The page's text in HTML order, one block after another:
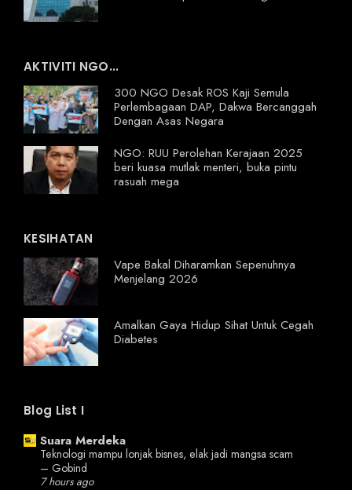
AKTIVITI NGO...
300 NGO Desak ROS Kaji Semula
Perlembagaan DAP, Dakwa Bercanggah
Dengan Asas Negara
NGO: RUU Perolehan Kerajaan 2025
beri kuasa mutlak menteri, buka pintu
rasuah mega
KESIHATAN
Vape Bakal Diharamkan Sepenuhnya
Menjelang 2026
Amalkan Gaya Hidup Sihat Untuk Cegah
Diabetes
Blog List I
Suara Merdeka
Teknologi mampu lonjak bisnes, elak jadi mangsa scam
– Gobind
7 hours ago